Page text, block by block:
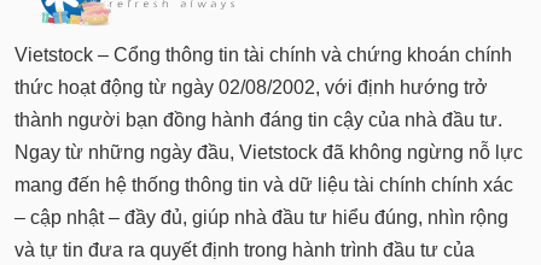
Vietstock – Cổng thông tin tài chính và chứng khoán chính
thức hoạt động từ ngày 02/08/2002, với định hướng trở
thành người bạn đồng hành đáng tin cậy của nhà đầu tư.
Ngay từ những ngày đầu, Vietstock đã không ngừng nỗ lực
mang đến hệ thống thông tin và dữ liệu tài chính chính xác
– cập nhật – đầy đủ, giúp nhà đầu tư hiểu đúng, nhìn rộng
và tự tin đưa ra quyết định trong hành trình đầu tư của